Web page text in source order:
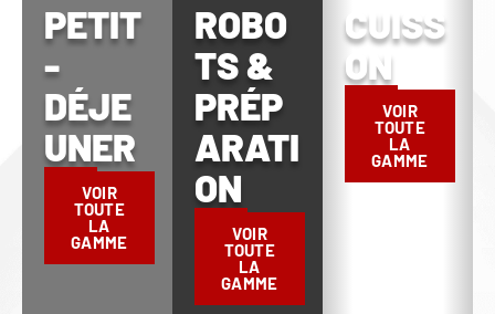
PETIT
-
DÉJE
UNER
VOIR
TOUTE
LA
GAMME
ROBO
TS &
PRÉP
ARATI
ON
VOIR
TOUTE
LA
GAMME
CUISS
ON
VOIR
TOUTE
LA
GAMME